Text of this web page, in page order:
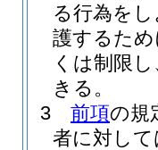
る行為を
護するた
くは制限
きる。
3
前項の規
者に対し